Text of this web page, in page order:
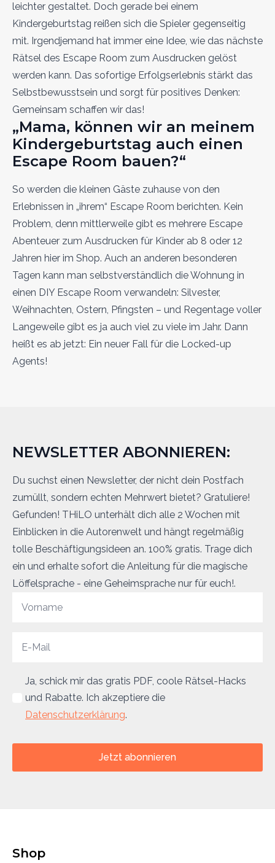
leichter gestaltet. Doch gerade bei einem
Kindergeburtstag reißen sich die Spieler gegenseitig
mit. Irgendjemand hat immer eine Idee, wie das nächste
Rätsel des Escape Room zum Ausdrucken gelöst
werden kann. Das sofortige Erfolgserlebnis stärkt das
Selbstbewusstsein und sorgt für positives Denken:
Gemeinsam schaffen wir das!
„Mama, können wir an meinem
Kindergeburtstag auch einen
Escape Room bauen?“
So werden die kleinen Gäste zuhause von den
Erlebnissen in „ihrem“ Escape Room berichten. Kein
Problem, denn mittlerweile gibt es mehrere Escape
Abenteuer zum Ausdrucken für Kinder ab 8 oder 12
Jahren hier im Shop. Auch an anderen besonderen
Tagen kann man selbstverständlich die Wohnung in
einen DIY Escape Room verwandeln: Silvester,
Weihnachten, Ostern, Pfingsten – und Regentage voller
Langeweile gibt es ja auch viel zu viele im Jahr. Dann
heißt es ab jetzt: Ein neuer Fall für die Locked-up
Agents!
NEWSLETTER ABONNIEREN:
Du suchst einen Newsletter, der nicht dein Postfach
zumüllt, sondern echten Mehrwert bietet? Gratuliere!
Gefunden! THiLO unterhält dich alle 2 Wochen mit
Einblicken in die Autorenwelt und hängt regelmäßig
tolle Beschäftigungsideen an. 100% gratis. Trage dich
ein und erhalte sofort die Anleitung für die magische
Löffelsprache - eine Geheimsprache nur für euch!.
Ja, schick mir das gratis PDF, coole Rätsel-Hacks
und Rabatte. Ich akzeptiere die
Datenschutzerklärung.
Jetzt abonnieren
Shop